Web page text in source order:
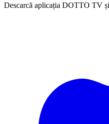
Descarcă aplicația DOTTO TV